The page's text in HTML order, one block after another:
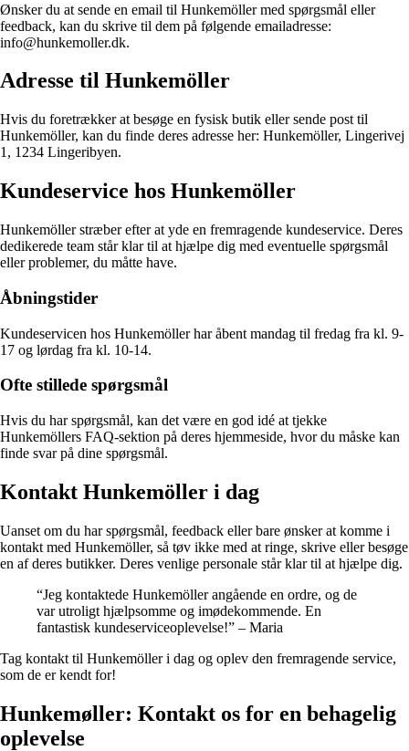
Ønsker du at sende en email til Hunkemöller med spørgsmål eller
feedback, kan du skrive til dem på følgende emailadresse:
info@hunkemoller.dk.
Adresse til Hunkemöller
Hvis du foretrækker at besøge en fysisk butik eller sende post til
Hunkemöller, kan du finde deres adresse her: Hunkemöller, Lingerivej
1, 1234 Lingeribyen.
Kundeservice hos Hunkemöller
Hunkemöller stræber efter at yde en fremragende kundeservice. Deres
dedikerede team står klar til at hjælpe dig med eventuelle spørgsmål
eller problemer, du måtte have.
Åbningstider
Kundeservicen hos Hunkemöller har åbent mandag til fredag fra kl. 9-
17 og lørdag fra kl. 10-14.
Ofte stillede spørgsmål
Hvis du har spørgsmål, kan det være en god idé at tjekke
Hunkemöllers FAQ-sektion på deres hjemmeside, hvor du måske kan
finde svar på dine spørgsmål.
Kontakt Hunkemöller i dag
Uanset om du har spørgsmål, feedback eller bare ønsker at komme i
kontakt med Hunkemöller, så tøv ikke med at ringe, skrive eller besøge
en af deres butikker. Deres venlige personale står klar til at hjælpe dig.
“Jeg kontaktede Hunkemöller angående en ordre, og de
var utroligt hjælpsomme og imødekommende. En
fantastisk kundeserviceoplevelse!” – Maria
Tag kontakt til Hunkemöller i dag og oplev den fremragende service,
som de er kendt for!
Hunkemøller: Kontakt os for en behagelig
oplevelse